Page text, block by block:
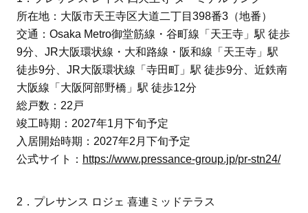
所在地：大阪市天王寺区大道二丁目398番3（地番）
交通：Osaka Metro御堂筋線・谷町線「天王寺」駅 徒歩
9分、JR大阪環状線・大和路線・阪和線「天王寺」駅
徒歩9分、JR大阪環状線「寺田町」駅 徒歩9分、近鉄南
大阪線「大阪阿部野橋」駅 徒歩12分
総戸数：22戸
竣工時期：2027年1月下旬予定
入居開始時期：2027年2月下旬予定
公式サイト： https://www.pressance-group.jp/pr-stn24/
2．プレサンス ロジェ 喜連ミッドテラス